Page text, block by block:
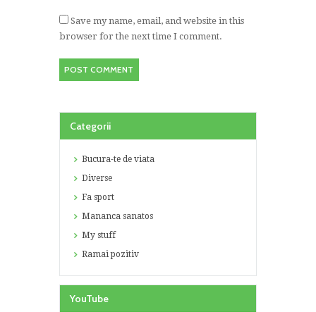
Save my name, email, and website in this
browser for the next time I comment.
Categorii
Bucura-te de viata
Diverse
Fa sport
Mananca sanatos
My stuff
Ramai pozitiv
YouTube